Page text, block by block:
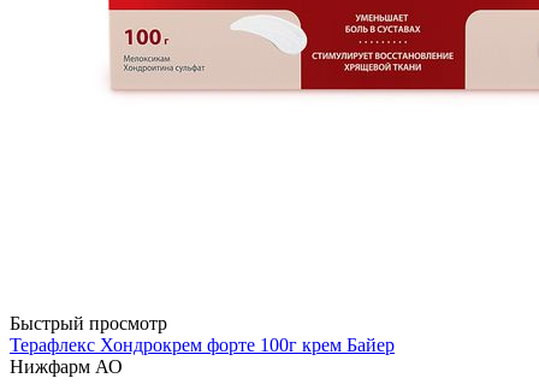
Быстрый просмотр
Терафлекс Хондрокрем форте 100г крем Байер
Нижфарм АО